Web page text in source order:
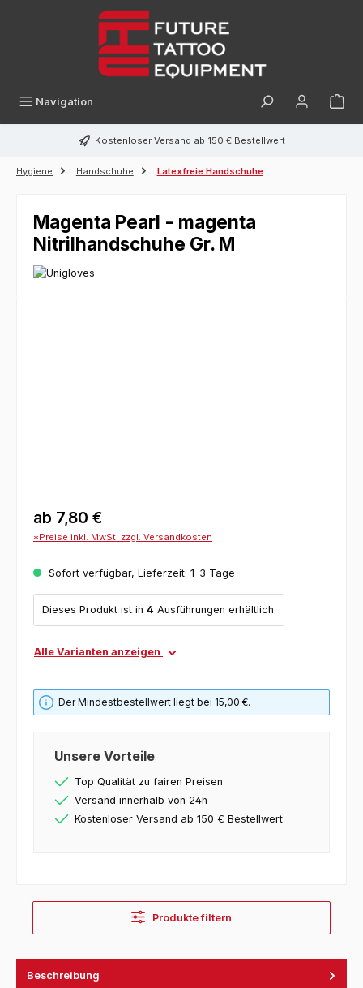
Navigation
Kostenloser Versand ab 150 € Bestellwert
Hygiene Handschuhe Latexfreie Handschuhe
Magenta Pearl - magenta
Nitrilhandschuhe Gr. M
ab 7,80 €
*Preise inkl. MwSt. zzgl. Versandkosten
Sofort verfügbar, Lieferzeit: 1-3 Tage
Dieses Produkt ist in 4Ausführungen erhältlich.
Alle Varianten anzeigen
Der Mindestbestellwert liegt bei 15,00 €.
Unsere Vorteile
Top Qualität zu fairen Preisen
Versand innerhalb von 24h
Kostenloser Versand ab 150 € Bestellwert
Produkte filtern
Beschreibung